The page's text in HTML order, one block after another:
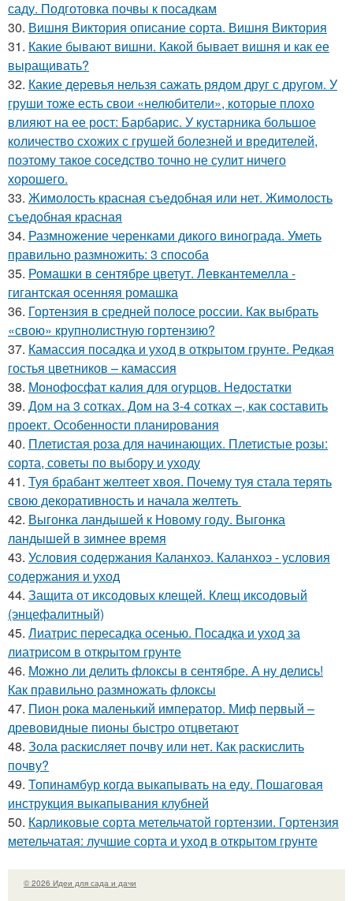
саду. Подготовка почвы к посадкам
30. Вишня Виктория описание сорта. Вишня Виктория
31. Какие бывают вишни. Какой бывает вишня и как ее
выращивать?
32. Какие деревья нельзя сажать рядом друг с другом. У
груши тоже есть свои «нелюбители», которые плохо
влияют на ее рост: Барбарис. У кустарника большое
количество схожих с грушей болезней и вредителей,
поэтому такое соседство точно не сулит ничего
хорошего.
33. Жимолость красная съедобная или нет. Жимолость
съедобная красная
34. Размножение черенками дикого винограда. Уметь
правильно размножить: 3 способа
35. Ромашки в сентябре цветут. Левкантемелла -
гигантская осенняя ромашка
36. Гортензия в средней полосе россии. Как выбрать
«свою» крупнолистную гортензию?
37. Камассия посадка и уход в открытом грунте. Редкая
гостья цветников – камассия
38. Монофосфат калия для огурцов. Недостатки
39. Дом на 3 сотках. Дом на 3-4 сотках –, как составить
проект. Особенности планирования
40. Плетистая роза для начинающих. Плетистые розы:
сорта, советы по выбору и уходу
41. Туя брабант желтеет хвоя. Почему туя стала терять
свою декоративность и начала желтеть
42. Выгонка ландышей к Новому году. Выгонка
ландышей в зимнее время
43. Условия содержания Каланхоэ. Каланхоэ - условия
содержания и уход
44. Защита от иксодовых клещей. Клещ иксодовый
(энцефалитный)
45. Лиатрис пересадка осенью. Посадка и уход за
лиатрисом в открытом грунте
46. Можно ли делить флоксы в сентябре. А ну делись!
Как правильно размножать флоксы
47. Пион рока маленький император. Миф первый –
древовидные пионы быстро отцветают
48. Зола раскисляет почву или нет. Как раскислить
почву?
49. Топинамбур когда выкапывать на еду. Пошаговая
инструкция выкапывания клубней
50. Карликовые сорта метельчатой гортензии. Гортензия
метельчатая: лучшие сорта и уход в открытом грунте
© 2026 Идеи для сада и дачи